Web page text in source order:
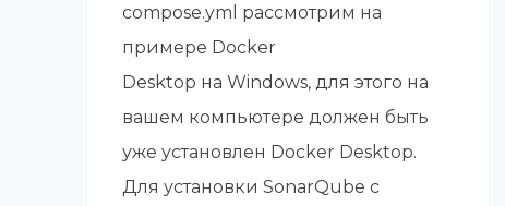
compose.yml рассмотрим на
примере Docker
Desktop на Windows, для этого на
вашем компьютере должен быть
уже установлен Docker Desktop.
Для установки SonarQube с